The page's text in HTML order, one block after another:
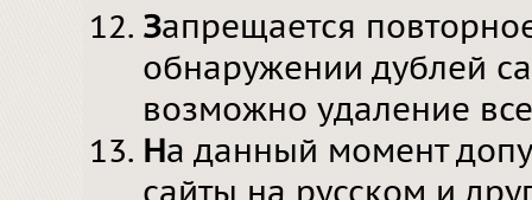
Запрещается
обнаружении дублей
возможно удаление
На данный момент